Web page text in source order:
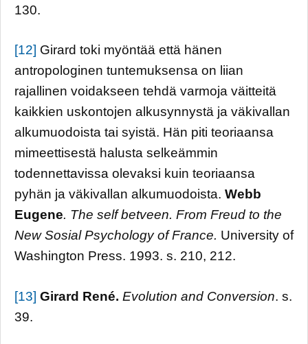
130.
[12] Girard toki myöntää että hänen
antropologinen tuntemuksensa on liian
rajallinen voidakseen tehdä varmoja väitteitä
kaikkien uskontojen alkusynnystä ja väkivallan
alkumuodoista tai syistä. Hän piti teoriaansa
mimeettisestä halusta selkeämmin
todennettavissa olevaksi kuin teoriaansa
pyhän ja väkivallan alkumuodoista. Webb
Eugene. The self betveen. From Freud to the
New Sosial Psychology ofFrance. University of
Washington Press. 1993. s. 210, 212.
[13] Girard René. Evolution and Conversion. s.
39.